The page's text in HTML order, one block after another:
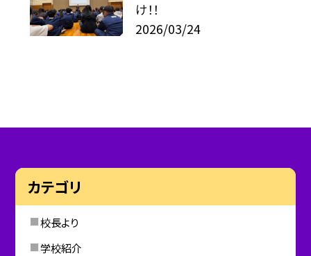
け！！
2026/03/24
カテゴリ
校長より
学校紹介